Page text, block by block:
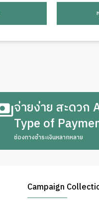
จ่ายง่าย สะดวก
Type of
ช่องทางชำระเงินหลากหลาย
Campaign